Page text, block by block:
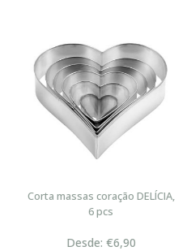
Corta massas coração DELÍCIA,
6 pcs
Desde: €6,90